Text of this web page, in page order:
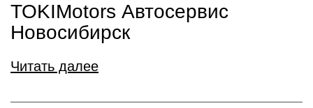
TOKIMotors Автосервис
Новосибирск
Читать далее